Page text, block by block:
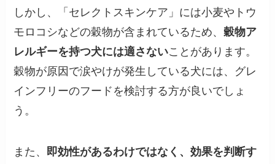
しかし、「セレクトスキンケア」には小麦やトウ
モロコシなどの穀物が含まれているため、 穀物ア
レルギーを持つ犬には適さないことがあります。
穀物が原因で涙やけが発生している犬には、グレ
インフリーのフードを検討する方が良いでしょ
う。
また、 即効性があるわけではなく、効果を判断す